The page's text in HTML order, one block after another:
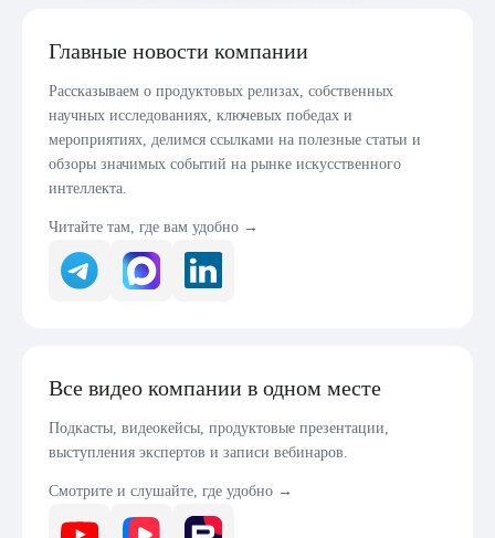
Главные новости компании
Рассказываем о продуктовых релизах, собственных
научных исследованиях, ключевых победах и
мероприятиях, делимся ссылками на полезные статьи и
обзоры значимых событий на рынке искусственного
интеллекта.
Читайте там, где вам удобно →
Все видео компании в одном месте
Подкасты, видеокейсы, продуктовые презентации,
выступления экспертов и записи вебинаров.
Смотрите и слушайте, где удобно →